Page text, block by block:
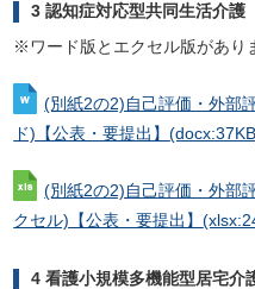
3 認知症対応型共同生活介護
※ワード版とエクセル版があり
(別紙2の2)自己評価・外部
ド)【公表・要提出】
(別紙2の2)自己評価・外部
クセル)【公表・要提出】
4 看護小規模多機能型居宅介